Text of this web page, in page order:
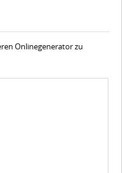
Onlinegenerator zu